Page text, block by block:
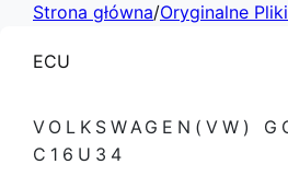
Strona główna/Oryginalne
ECU
VOLKSWAGEN(VW)
C16U34